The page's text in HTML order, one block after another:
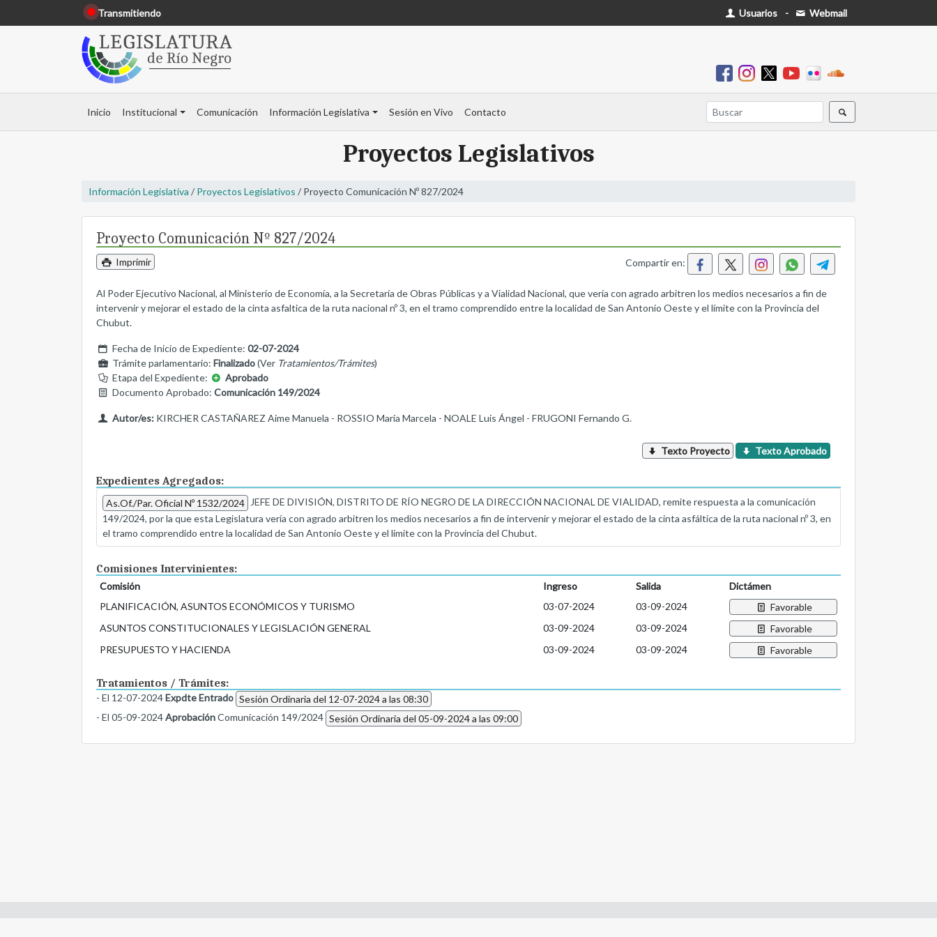
Transmitiendo Usuarios - Webmail
Inicio Institucional Comunicación Información Legislativa Sesión en Vivo Contacto
Proyectos Legislativos
Información Legislativa / Proyectos Legislativos / Proyecto Comunicación Nº 827/2024
Proyecto Comunicación Nº 827/2024
Imprimir Compartir en:
Al Poder Ejecutivo Nacional, al Ministerio de Economía, a la Secretaría de Obras Públicas y a Vialidad Nacional, que vería con agrado arbitren los medios necesarios a fin de
intervenir y mejorar el estado de la cinta asfaltica de la ruta nacional nº 3, en el tramo comprendido entre la localidad de San Antonio Oeste y el límite con la Provincia del
Chubut.
Fecha de Inicio de Expediente: 02-07-2024
Trámite parlamentario: Finalizado(Ver Tratamientos/Trámites)
Etapa del Expediente:
Aprobado
Documento Aprobado: Comunicación 149/2024
Autor/es:KIRCHER CASTAÑAREZ Aime Manuela - ROSSIO María Marcela - NOALE Luis Ángel - FRUGONI Fernando G.
Texto Proyecto Texto Aprobado
Expedientes Agregados:
As.Of./Par. Oficial Nº 1532/2024 JEFE DE DIVISIÓN, DISTRITO DE RÍO NEGRO DE LA DIRECCIÓN NACIONAL DE VIALIDAD, remite respuesta a la comunicación
149/2024, por la que esta Legislatura vería con agrado arbitren los medios necesarios a fin de intervenir y mejorar el estado de la cinta asfáltica de la ruta nacional nº 3, en
el tramo comprendido entre la localidad de San Antonio Oeste y el límite con la Provincia del Chubut.
Comisiones Intervinientes:
Comisión Ingreso Salida
Dictámen
PLANIFICACIÓN, ASUNTOS ECONÓMICOS Y TURISMO
03-07-2024 03-09-2024
Favorable
ASUNTOS CONSTITUCIONALES Y LEGISLACIÓN GENERAL
03-09-2024 03-09-2024
Favorable
PRESUPUESTO Y HACIENDA
03-09-2024 03-09-2024 Favorable
Tratamientos / Trámites:
- El 12-07-2024Expdte Entrado Sesión Ordinaria del 12-07-2024 a las 08:30
- El 05-09-2024AprobaciónComunicación 149/2024 Sesión Ordinaria del 05-09-2024 a las 09:00